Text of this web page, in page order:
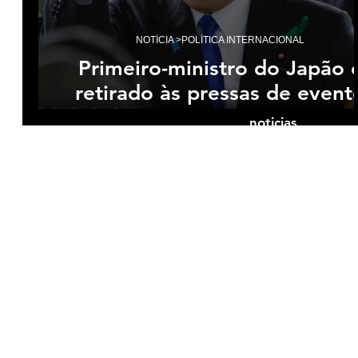
Primeiro-ministro do Japão
retirado às pressas de
após explosão
NOTÍCIA >POLÍTICA INTERNACIONAL
noticias